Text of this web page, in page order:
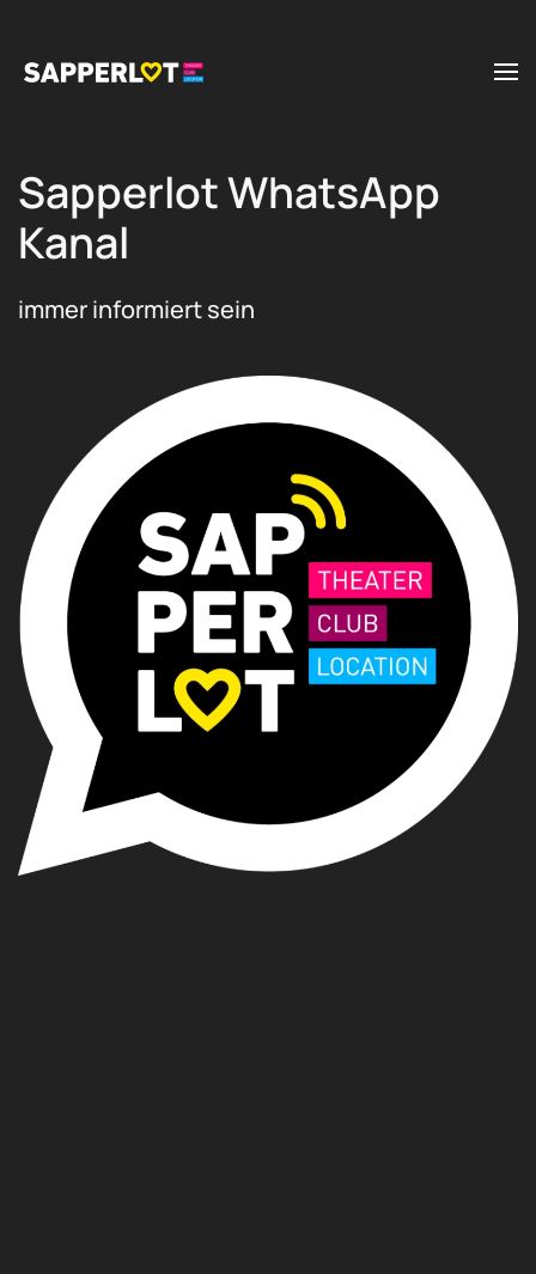
Zum Hauptinhalt springen
Sapperlot WhatsApp
Kanal
immer informiert sein